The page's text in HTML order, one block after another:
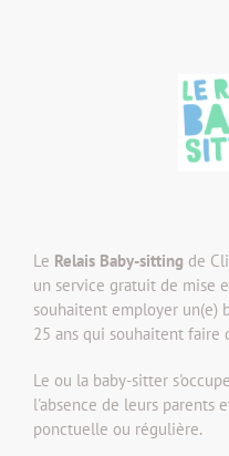
Le Relais Baby-sitting de
un service gratuit de mise
souhaitent employer un(e)
25 ans qui souhaitent faire
Le ou la baby-sitter
l'absence de leurs parents
ponctuelle ou régulière.